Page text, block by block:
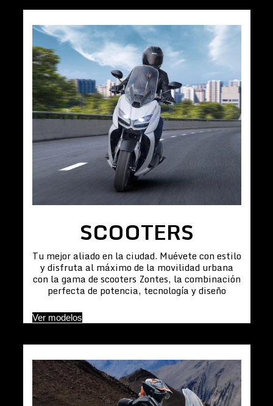
SCOOTERS
Tu mejor aliado en la ciudad. Muévete con estilo
y disfruta al máximo de la movilidad urbana
con la gama de scooters Zontes, la combinación
perfecta de potencia, tecnología y diseño
Ver modelos